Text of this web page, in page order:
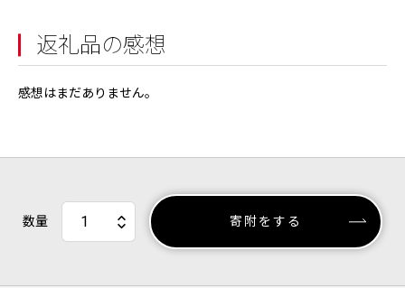
返礼品の感想
感想はまだありません。
数量 寄附をする